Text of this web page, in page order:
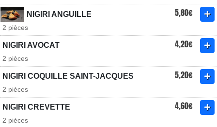
NIGIRI ANGUILLE 5,80€
2 pièces
NIGIRI AVOCAT 4,20€
2 pièces
NIGIRI COQUILLE SAINT-JACQUES 5,20€
2 pièces
NIGIRI CREVETTE 4,60€
2 pièces